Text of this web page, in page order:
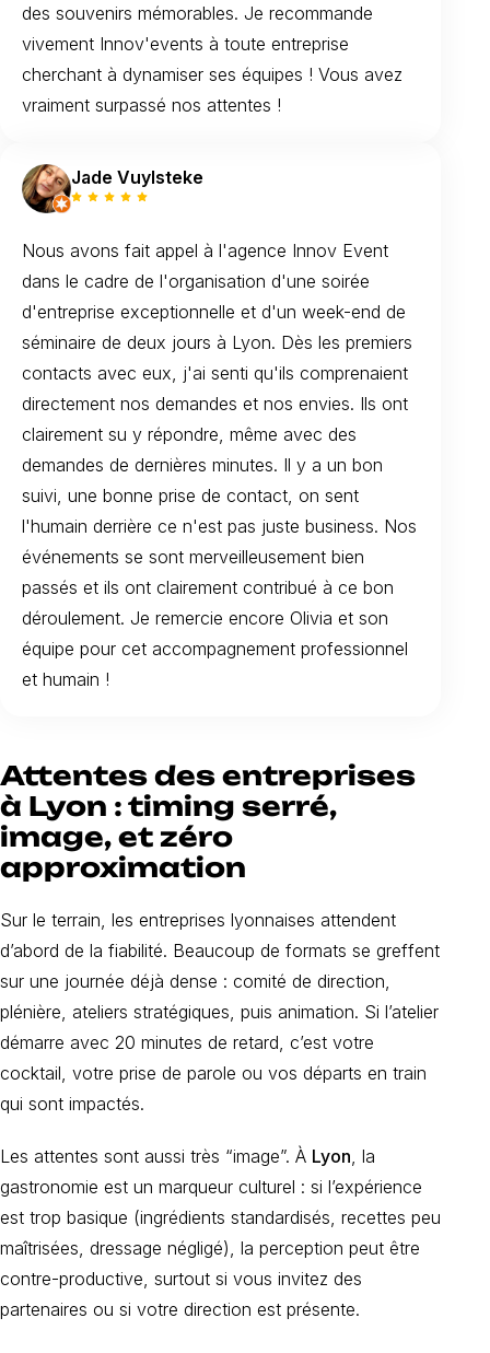
des souvenirs mémorables. Je recommande
vivement Innov'events à toute entreprise
cherchant à dynamiser ses équipes ! Vous avez
vraiment surpassé nos attentes !
Jade Vuylsteke
Nous avons fait appel à l'agence Innov Event
dans le cadre de l'organisation d'une soirée
d'entreprise exceptionnelle et d'un week-end de
séminaire de deux jours à Lyon. Dès les premiers
contacts avec eux, j'ai senti qu'ils comprenaient
directement nos demandes et nos envies. Ils ont
clairement su y répondre, même avec des
demandes de dernières minutes. Il y a un bon
suivi, une bonne prise de contact, on sent
l'humain derrière ce n'est pas juste business. Nos
événements se sont merveilleusement bien
passés et ils ont clairement contribué à ce bon
déroulement. Je remercie encore Olivia et son
équipe pour cet accompagnement professionnel
et humain !
Attentes des entreprises
à Lyon : timing serré,
image, et zéro
approximation
Sur le terrain, les entreprises lyonnaises attendent
d’abord de la fiabilité. Beaucoup de formats se greffent
sur une journée déjà dense : comité de direction,
plénière, ateliers stratégiques, puis animation. Si l’atelier
démarre avec 20 minutes de retard, c’est votre
cocktail, votre prise de parole ou vos départs en train
qui sont impactés.
Les attentes sont aussi très “image”. À Lyon , la
gastronomie est un marqueur culturel : si l’expérience
est trop basique (ingrédients standardisés, recettes peu
maîtrisées, dressage négligé), la perception peut être
contre-productive, surtout si vous invitez des
partenaires ou si votre direction est présente.